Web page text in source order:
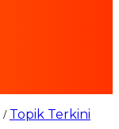
/ Topik Terkini